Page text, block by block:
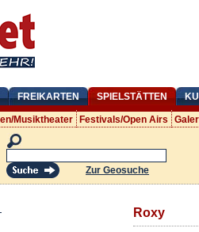
FREIKARTEN SPIELSTÄTTEN
Musiktheater Festivals/Open Airs
Zur Geosuche
Roxy